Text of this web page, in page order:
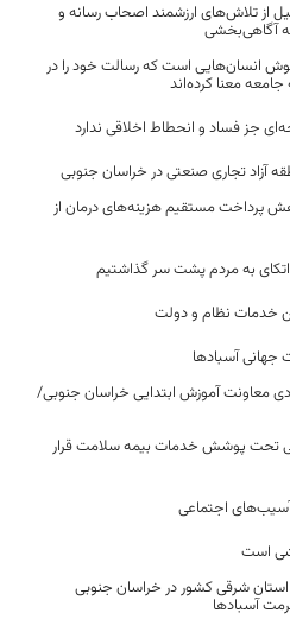
از تلاش‌های ارزشمند اصحاب رسانه و
آگاهی‌بخشی
انسان‌هایی است که رسالت خود را در
معنا کرده‌اند
جز فساد و انحطاط اخلاقی ندارد
آزاد تجاری صنعتی در خراسان جنوبی
پرداخت مستقیم هزینه‌های درمان از
به مردم پشت سر گذاشتیم
خدمات نظام و دولت
جهانی آسبادها
معاونت آموزش ابتدایی خراسان جنوبی/
تحت پوشش خدمات بیمه سلامت قرار
آسیب‌های اجتماعی
است
شرقی کشور در خراسان جنوبی
آسبادها